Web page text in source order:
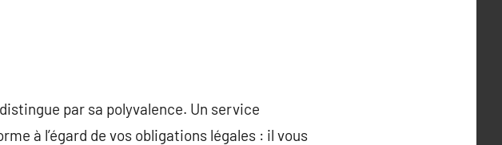
par sa polyvalence. Un service
à l’égard de vos obligations légales : il vous